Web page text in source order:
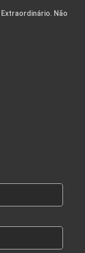
Extraordinário. Não